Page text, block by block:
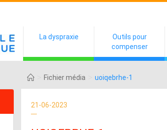
La dyspraxie
Outils pour
compenser
Fichier média uoiqebrhe-1
21-06-2023